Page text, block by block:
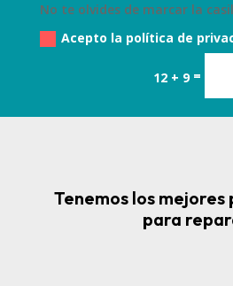
No te olvides de marcar la
Acepto la política de
12 + 9=
Tenemos los
para